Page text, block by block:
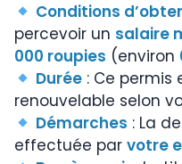
Conditions
percevoir un salaire
000 roupies (environ
Durée : Ce permis
renouvelable selon
Démarches : La
effectuée par votre